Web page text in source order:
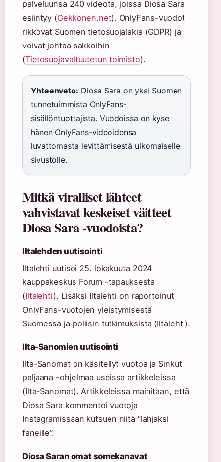
palveluunsa 240 videota, joissa Diosa Sara
esiintyy (Gekkonen.net). OnlyFans-vuodot
rikkovat Suomen tietosuojalakia (GDPR) ja
voivat johtaa sakkoihin
(Tietosuojavaltuutetun toimisto).
Yhteenveto: Diosa Sara on yksi Suomen
tunnetuimmista OnlyFans-
sisällöntuottajista. Vuodoissa on kyse
hänen OnlyFans-videoidensa
luvattomasta levittämisestä ulkomaiselle
sivustolle.
Mitkä viralliset lähteet
vahvistavat keskeiset väitteet
Diosa Sara -vuodoista?
Iltalehden uutisointi
Iltalehti uutisoi 25. lokakuuta 2024
kauppakeskus Forum -tapauksesta
(Iltalehti). Lisäksi Iltalehti on raportoinut
OnlyFans-vuotojen yleistymisestä
Suomessa ja poliisin tutkimuksista (Iltalehti).
Ilta-Sanomien uutisointi
Ilta-Sanomat on käsitellyt vuotoa ja Sinkut
paljaana -ohjelmaa useissa artikkeleissa
(Ilta-Sanomat). Artikkeleissa mainitaan, että
Diosa Sara kommentoi vuotoja
Instagramissaan kutsuen niitä “lahjaksi
faneille”.
Diosa Saran omat somekanavat